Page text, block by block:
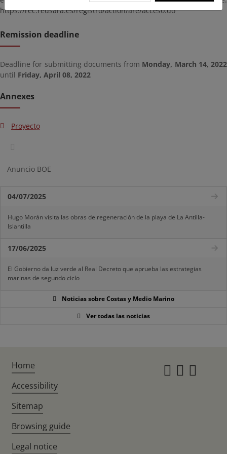
https://rec.redsara.es/registro/action/are/acceso.do
Remission deadline
Deadline for submitting documents from Monday, March 14, 2022
until Friday, April 08, 2022
Annexes
Proyecto
Anuncio BOE
04/07/2025
Hugo Morán visita las obras de regeneración de la playa de La Antilla-
Islantilla
17/06/2025
El Gobierno da luz verde al Real Decreto que aprueba las estrategias
marinas de segundo ciclo
Noticias sobre Costas y Medio Marino
Ver todas las noticias
Home
Accessibility
Sitemap
Browsing guide
Legal notice